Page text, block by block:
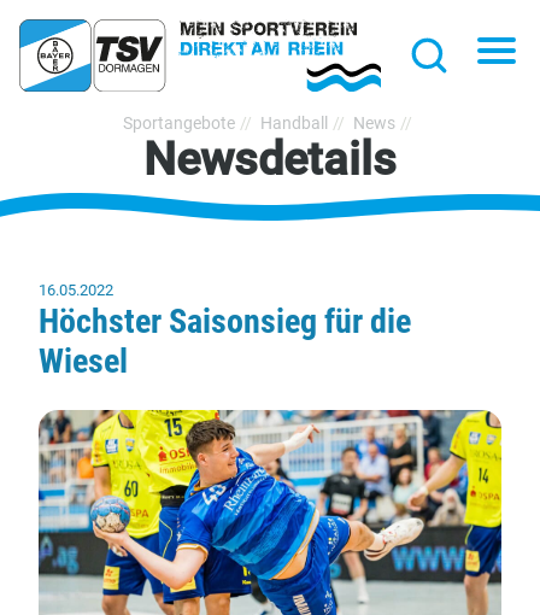
TSV
Bayer
Dormagen
1920
Sportangebote Handball News
Newsdetails
16.05.2022
Höchster Saisonsieg für die
Wiesel